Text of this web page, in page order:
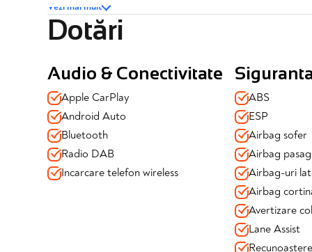
✔️TVA inclus si deductibil
✔️Posibilitate finantare
✔️Garantie completa 12 luni
Dotari si echipamente:
Siguranță & Asistență la condus:
✔️Tractiune 4x4 XDrive
✔️Airbag-uri față, laterale, cortină + airbag genunchi
✔️Lane Assist (asistent menținere bandă)
✔️Light Assist (asistent fază lungă)
✔️Pre collision assist (Sisten pre coliziune)
✔️Traffic sign (Recunoaastere semne rutiere)
Vezi mai mult
Dotări
Audio & Conectivitate
Apple CarPlay
Android Auto
Bluetooth
Radio DAB
Incarcare telefon wireless
ABS
ESP
Airbag sofer
Airbag
Airbag-uri
Airbag
Avertizare
Lane Assist